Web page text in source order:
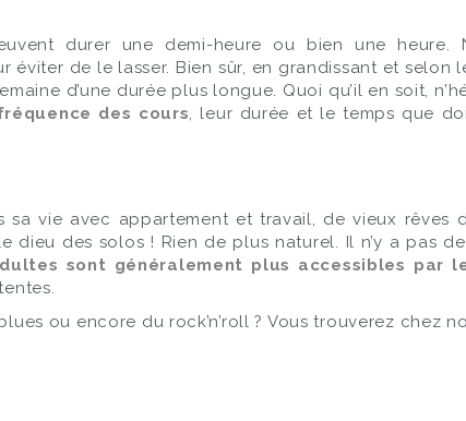
durer une demi-heure ou bien une heure.
de le lasser. Bien sûr, en grandissant et selon
d’une durée plus longue. Quoi qu’il en soit,
des cours, leur durée et le temps que
sa vie avec appartement et travail, de vieux rêves
des solos ! Rien de plus naturel. Il n’y a pas
sont généralement plus accessibles par
ou encore du rock’n’roll ? Vous trouverez chez